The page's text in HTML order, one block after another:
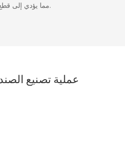
مما يؤدي إلى قطع الشكل المطلوب في المادة.
عملية تصنيع